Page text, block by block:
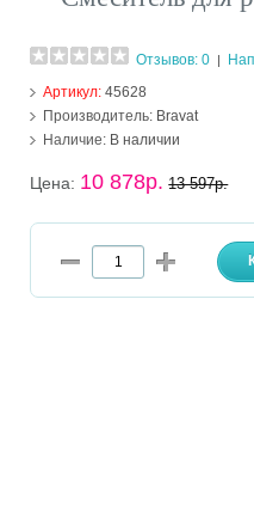
Отзывов: 0 |
Артикул:45628
Производитель: Bravat
Наличие: В наличии
Цена: 10 878р. 13 597р.